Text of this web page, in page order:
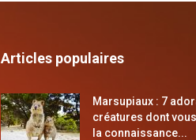
Articles populaires
Marsupiaux : 7
créatures dont
la connaissance...